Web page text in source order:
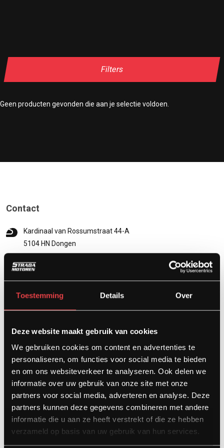
Toestemming Details Over
Deze website maakt gebruik van cookies
We gebruiken cookies om content en advertenties te
personaliseren, om functies voor social media te bieden
en om ons websiteverkeer te analyseren. Ook delen we
informatie over uw gebruik van onze site met onze
partners voor social media, adverteren en analyse. Deze
partners kunnen deze gegevens combineren met andere
informatie die u aan ze heeft verstrekt of die ze hebben
verzameld op basis van uw gebruik van hun services.
Filters
Geen producten gevonden die aan je selectie voldoen.
Contact
Kardinaal van Rossumstraat 44-A
5104 HN Dongen
info@stradamotoren.nl
Whatsapp
Diensten
Afspraak showroom
Afspraak werkplaats